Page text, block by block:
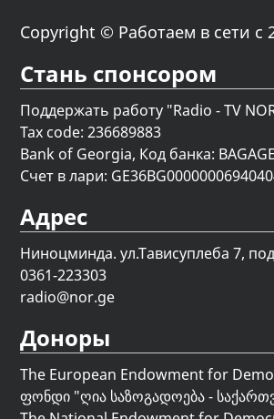
Copyright © Работаем в сети с
Стань спонсором
Поддержать работу "Radio - TV
Tax code: 236689883
Bank of Georgia, Код банка:
Счет в лари:
Адрес
Ниноцминда. ул.Тависуплеба 7,
0361-223303
radio@nor.ge
Доноры
The European Endowment for
ფონდი "ღია საზოგადოება -